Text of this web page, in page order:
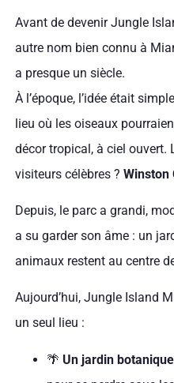
Avant de devenir Jungle
autre nom bien connu à
a presque un siècle.
À l’époque, l’idée était
lieu où les oiseaux
décor tropical, à ciel ouvert.
visiteurs célèbres ? Winston
Depuis, le parc a grandi,
a su garder son âme : un
animaux restent au centre
Aujourd’hui, Jungle Island
un seul lieu :
🌴 Un jardin botanique